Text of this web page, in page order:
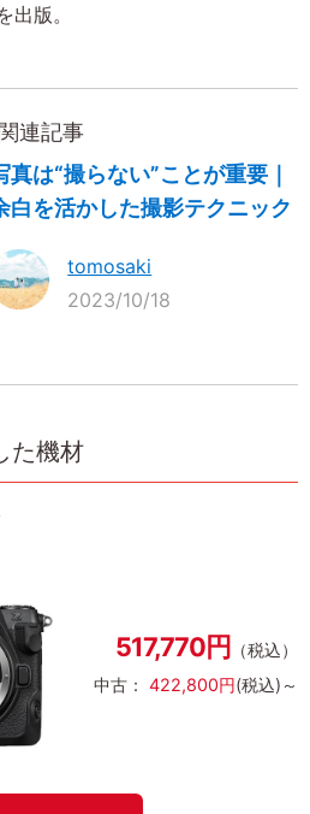
出版。
関連記事
真は“撮らない”ことが重要｜
白を活かした撮影テクニック
tomosaki
2023/10/18
た機材
517,770円
（税込）
中古： 422,800円(税込)～